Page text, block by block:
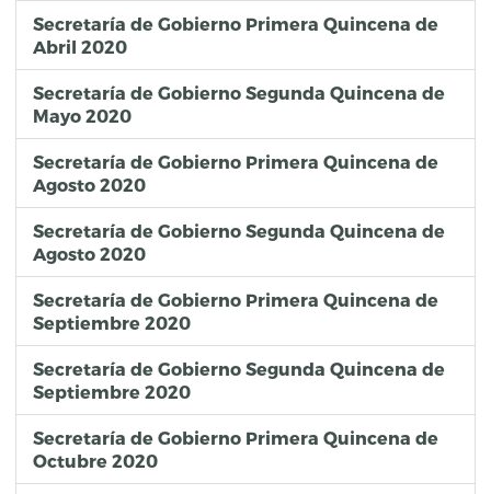
Secretaría de Gobierno Primera Quincena de
Abril 2020
Secretaría de Gobierno Segunda Quincena de
Mayo 2020
Secretaría de Gobierno Primera Quincena de
Agosto 2020
Secretaría de Gobierno Segunda Quincena de
Agosto 2020
Secretaría de Gobierno Primera Quincena de
Septiembre 2020
Secretaría de Gobierno Segunda Quincena de
Septiembre 2020
Secretaría de Gobierno Primera Quincena de
Octubre 2020